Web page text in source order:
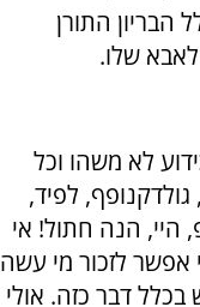
הבריון התורן
שלו.
לא משהו וכל
לפיד,
היי, הנה חתול! אי
לזכור מי עשה
דבר כזה. אולי